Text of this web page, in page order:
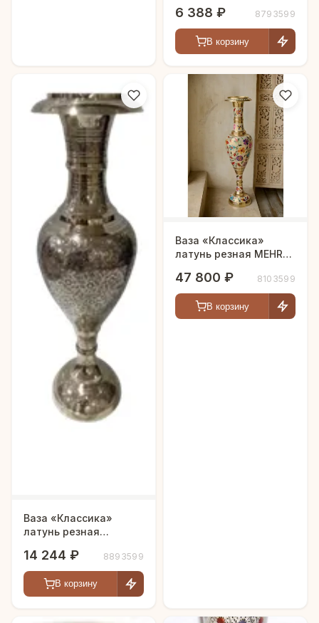
чернением h-30 см
6 388 ₽ 8793599
В корзину
Ваза «Классика»
латунь резная
чернением h-46 см
14 244 ₽ 8893599
В корзину
Ваза «Классика»
латунь резная MEHRAB
47 800 ₽ 8103599
В корзину